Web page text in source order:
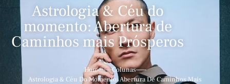
Astrologia & Céu do
momento: Abertura de
Caminhos mais Prósperos
Home
Colunas
Astrologia & Céu Do Momento: Abertura De Caminhos Mais